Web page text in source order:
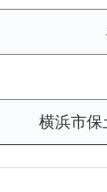
横浜市